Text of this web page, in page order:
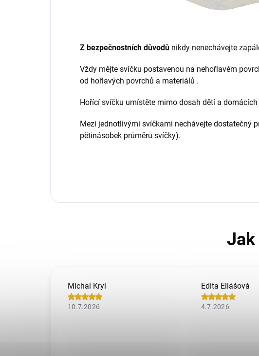
Z bezpečnostních důvodů nikdy nenechávejte
Vždy mějte svíčku postavenou na nehořlavém
od hořlavých povrchů a materiálů .
Hořící svíčku umístěte mimo dosah dětí a domácích
Mezi jednotlivými svíčkami nechávejte dostatečný
pětinásobek průměru svíčky).
Michal Kryl
10.7.2026
Edita Eliášová
4.7.2026